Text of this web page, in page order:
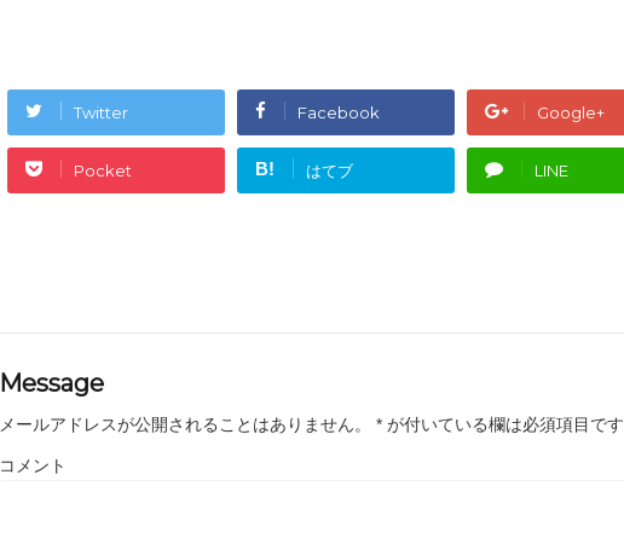
Twitter Facebook Google+
Pocket B! はてブ LINE
Message
メールアドレスが公開されることはありません。 * が付いている欄は必須項目です
コメント